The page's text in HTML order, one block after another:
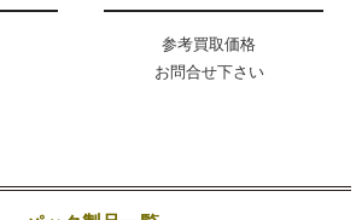
参考買取価格
お問合せ下さい